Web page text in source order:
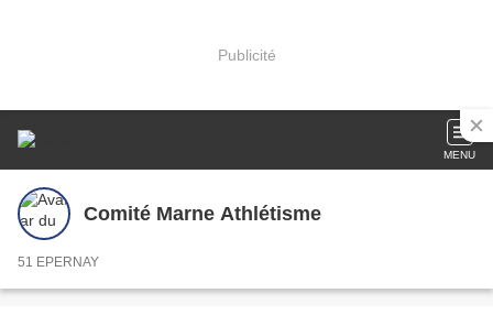
Publicité
MENU
Comité Marne Athlétisme
51 EPERNAY